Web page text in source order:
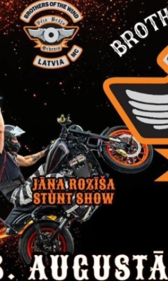
Lejupielādēt:
Buvprojekts.pdf
Paziņojums par pieņemto
Gulbenes novada
pieņēmusi lēmumu
2016/94/ELFLA.
Gulbenes novada
līdzekļu trūkuma dēļ.